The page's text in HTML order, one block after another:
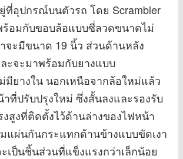
ที่อุปกรณ์บนตัวรถ โดย Scrambler
ร้อมกับขอบล้อแบบซี่ลวดขนาดไม่
จะมีขนาด 19 นิ้ว ส่วนด้านหลัง
ะจะมาพร้อมกับยางแบบ
มียางใน นอกเหนือจากล้อใหม่แล้ว
ที่ปรับปรุงใหม่ ซึ่งสั้นลงและรองรับ
สูงที่ติดตั้งไว้ด้านล่างของไฟหน้า
แผ่นกันกระแทกด้านข้างแบบขัดเงา
เป็นชิ้นส่วนที่แข็งแรงกว่าเล็กน้อย